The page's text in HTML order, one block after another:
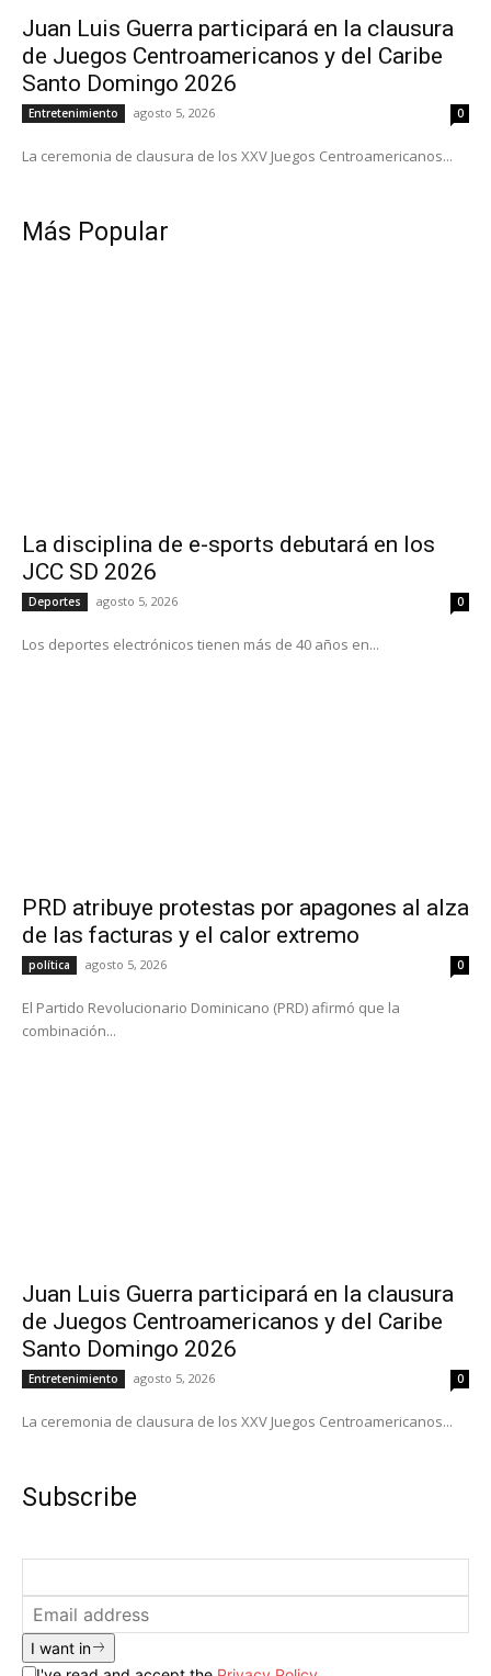
Juan Luis Guerra participará en la clausura
de Juegos Centroamericanos y del Caribe
Santo Domingo 2026
Entretenimiento agosto 5, 2026 0
La ceremonia de clausura de los XXV Juegos Centroamericanos...
Más Popular
La disciplina de e-sports debutará en los
JCC SD 2026
Deportes agosto 5, 2026 0
Los deportes electrónicos tienen más de 40 años en...
PRD atribuye protestas por apagones al alza
de las facturas y el calor extremo
política agosto 5, 2026 0
El Partido Revolucionario Dominicano (PRD) afirmó que la
combinación...
Juan Luis Guerra participará en la clausura
de Juegos Centroamericanos y del Caribe
Santo Domingo 2026
Entretenimiento agosto 5, 2026 0
La ceremonia de clausura de los XXV Juegos Centroamericanos...
Subscribe
I want in